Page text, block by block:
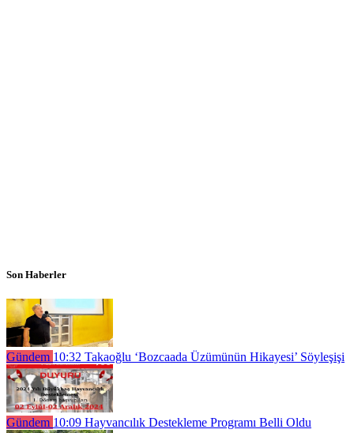
Son Haberler
Gündem 10:32 Takaoğlu ‘Bozcaada Üzümünün Hikayesi’ Söyleşişi
Gündem 10:09 Hayvancılık Destekleme Programı Belli Oldu